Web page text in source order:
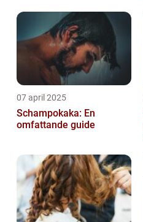
07 april 2025
Schampokaka: En
omfattande guide